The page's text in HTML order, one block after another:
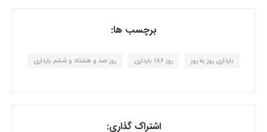
برچسب ها:
بارداری روز به روز روز 186 بارداری روز صد و هشتاد و ششم بارداری
اشتراک گذاری: